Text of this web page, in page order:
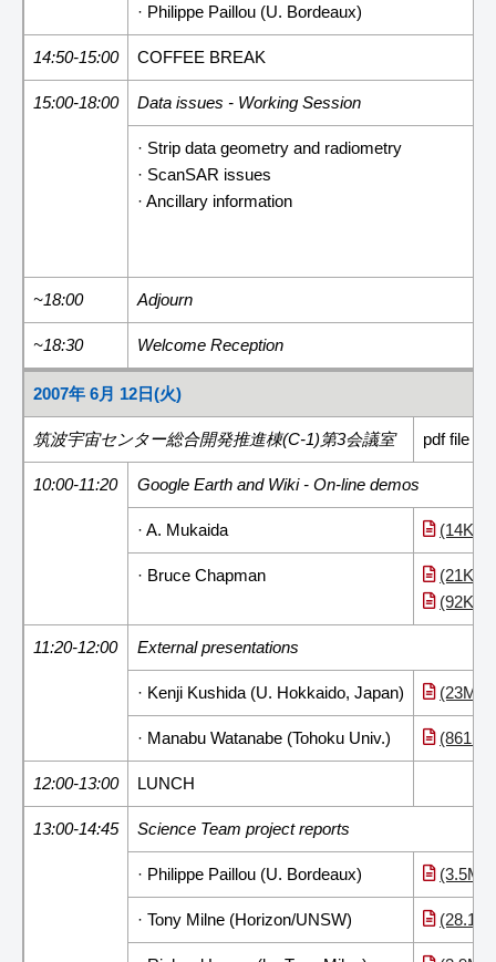
· Philippe Paillou (U. Bordeaux)
14:50-15:00 COFFEE BREAK
15:00-18:00 Data issues - Working Session
· Strip data geometry and radiometry
· ScanSAR issues
· Ancillary information
~18:00 Adjourn
~18:30 Welcome Reception
2007年 6月 12日(火)
筑波宇宙センター総合開発推進棟(C-1)第3会議室 pdf file
10:00-11:20 Google Earth and Wiki - On-line demos
· A. Mukaida (14KB)
· Bruce Chapman
(21KB)
(92KB)
11:20-12:00 External presentations
· Kenji Kushida (U. Hokkaido, Japan) (23MB)
· Manabu Watanabe (Tohoku Univ.)
12:00-13:00 LUNCH
13:00-14:45 Science Team project reports
· Philippe Paillou (U. Bordeaux)
· Tony Milne (Horizon/UNSW)